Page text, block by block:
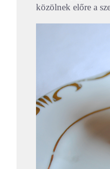
közölnek előre a